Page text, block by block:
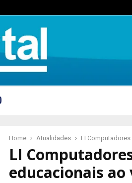
Home Atualidades LI
LI
educacionais ao